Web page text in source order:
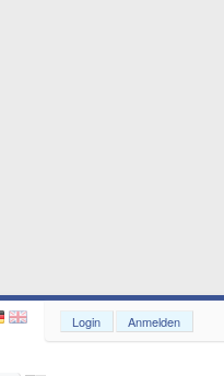
Login Anmelden